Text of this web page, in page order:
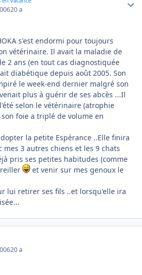
20 a
s'est endormi pour toujours
vétérinaire. Il avait la maladie de
2 ans (en tout cas diagnostiquée
diabétique depuis août 2005. Son
le week-end dernier malgré son
plus à guérir de ses abcès ...Il
selon le vétérinaire (atrophie
foie a triplé de volume en
la petite Espérance ..Elle finira
mes 3 autres chiens et les 9 chats
pris ses petites habitudes (comme
et venir sur mes genoux le
lui retirer ses fils ..et lorsqu'elle ira
20 a